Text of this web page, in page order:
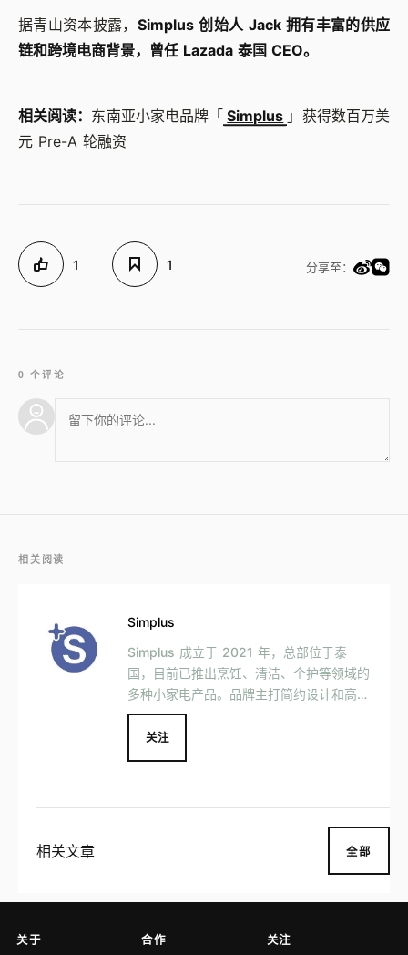
据青山资本披露， Simplus 创始人 Jack 拥有丰富的供应
链和跨境电商背景，曾任 Lazada 泰国 CEO。
相关阅读： 东南亚小家电品牌「 Simplus 」获得数百万美
元 Pre-A 轮融资
1 1 分享至：
0 个评论
相关阅读
Simplus
Simplus 成立于 2021 年，总部位于泰
国，目前已推出烹饪、清洁、个护等领域的
多种小家电产品。品牌主打简约设计和高性
价比，是东南亚唯一一个「一年质保，只换
不修」的小家电品牌。
关注
相关文章 全部
关于 合作 关注